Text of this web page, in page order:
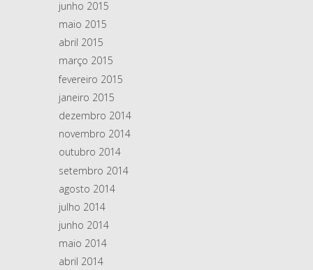
junho 2015
maio 2015
abril 2015
março 2015
fevereiro 2015
janeiro 2015
dezembro 2014
novembro 2014
outubro 2014
setembro 2014
agosto 2014
julho 2014
junho 2014
maio 2014
abril 2014